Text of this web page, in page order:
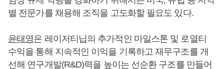
별 전문가를 채용해 조직을 고도화할 필요도 있다.
윤태영은 레이저티닙의 추가적인 마일스톤 및 로열티
수익을 통해 지속적인 이익을 기록하고 재무구조를 개
선해 연구개발(R&D)력을 높이는 선순환 구조를 만들어